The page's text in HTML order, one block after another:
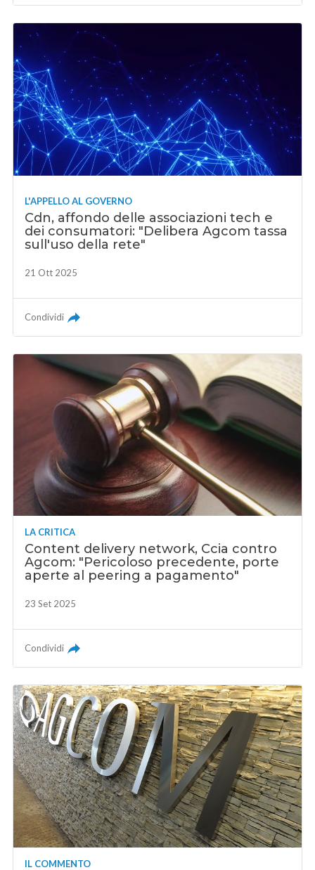
L'APPELLO AL GOVERNO
Cdn, affondo delle associazioni tech e
dei consumatori: "Delibera Agcom tassa
sull'uso della rete"
21 Ott 2025
Condividi
LA CRITICA
Content delivery network, Ccia contro
Agcom: "Pericoloso precedente, porte
aperte al peering a pagamento"
23 Set 2025
Condividi
IL COMMENTO